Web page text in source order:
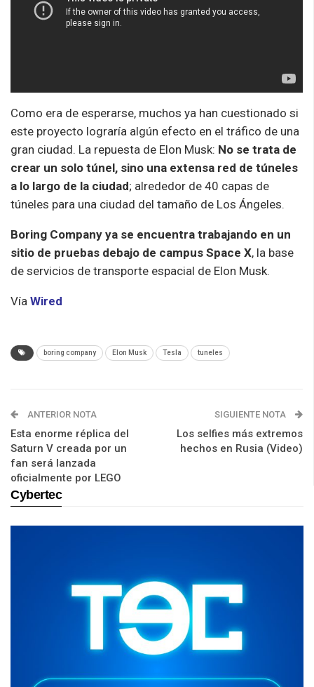
Como era de esperarse, muchos ya han cuestionado si
este proyecto lograría algún efecto en el tráfico de una
gran ciudad. La repuesta de Elon Musk: No se trata de
crear un solo túnel, sino una extensa red de túneles
a lo largo de la ciudad; alrededor de 40 capas de
túneles para una ciudad del tamaño de Los Ángeles.
Boring Company ya se encuentra trabajando en un
sitio de pruebas debajo de campus Space X, la base
de servicios de transporte espacial de Elon Musk.
Vía Wired
boring company Elon Musk Tesla tuneles
ANTERIOR NOTA
Esta enorme réplica del
Saturn V creada por un
fan será lanzada
oficialmente por LEGO
SIGUIENTE NOTA
Los selfies más extremos
hechos en Rusia (Video)
Cybertec